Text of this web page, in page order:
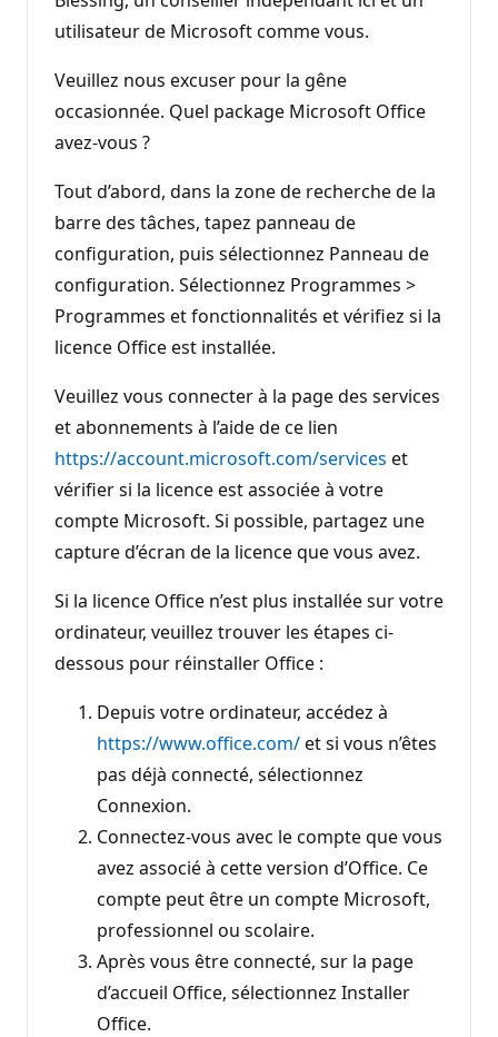
utilisateur de Microsoft comme vous.
Veuillez nous excuser pour la gêne
occasionnée. Quel package Microsoft Office
avez-vous ?
Tout d’abord, dans la zone de recherche de la
barre des tâches, tapez panneau de
configuration, puis sélectionnez Panneau de
configuration. Sélectionnez Programmes >
Programmes et fonctionnalités et vérifiez si la
licence Office est installée.
Veuillez vous connecter à la page des services
et abonnements à l’aide de ce lien
https://account.microsoft.com/services et
vérifier si la licence est associée à votre
compte Microsoft. Si possible, partagez une
capture d’écran de la licence que vous avez.
Si la licence Office n’est plus installée sur votre
ordinateur, veuillez trouver les étapes ci-
dessous pour réinstaller Office :
Depuis votre ordinateur, accédez à
https://www.office.com/et si vous n’êtes
pas déjà connecté, sélectionnez
Connexion.
Connectez-vous avec le compte que vous
avez associé à cette version d’Office. Ce
compte peut être un compte Microsoft,
professionnel ou scolaire.
Après vous être connecté, sur la page
d’accueil Office, sélectionnez Installer
Office.